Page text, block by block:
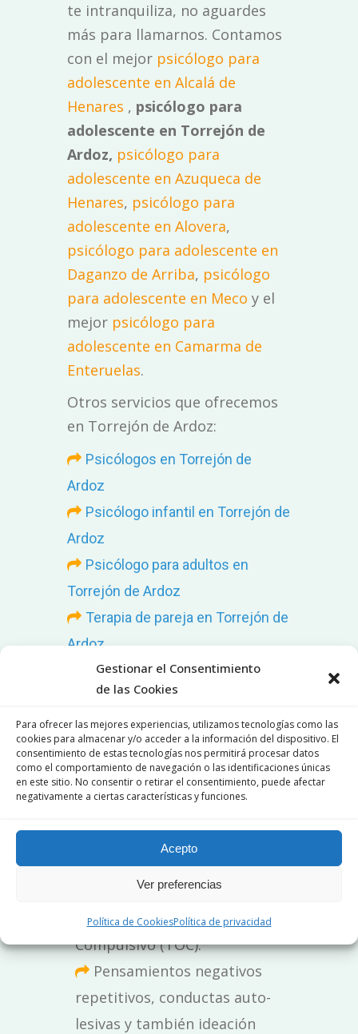
Gestionar el Consentimiento
de las Cookies
Para ofrecer las mejores experiencias, utilizamos tecnologías como las
cookies para almacenar y/o acceder a la información del dispositivo. El
consentimiento de estas tecnologías nos permitirá procesar datos
como el comportamiento de navegación o las identificaciones únicas
en este sitio. No consentir o retirar el consentimiento, puede afectar
negativamente a ciertas características y funciones.
Acepto
Ver preferencias
Política de CookiesPolítica de privacidad
te intranquiliza, no aguardes
más para llamarnos. Contamos
con el mejor psicólogo para
adolescente en Alcalá de
Henares , psicólogo para
adolescente en Torrejón de
Ardoz, psicólogo para
adolescente en Azuqueca de
Henares, psicólogo para
adolescente en Alovera,
psicólogo para adolescente en
Daganzo de Arriba, psicólogo
para adolescente en Meco y el
mejor psicólogo para
adolescente en Camarma de
Enteruelas.
Otros servicios que ofrecemos
en Torrejón de Ardoz:
Psicólogos en Torrejón de
Ardoz
Psicólogo infantil en Torrejón de
Ardoz
Psicólogo para adultos en
Torrejón de Ardoz
Terapia de pareja en Torrejón de
Ardoz
jóvenes de 12 a 17 años
Nuestroequipo de psicólogos
para jóvenes, son expertos en
inconvenientes como:
Trastorno Obsesivo
Compulsivo (TOC).
Pensamientos negativos
repetitivos, conductas auto-
lesivas y también ideación